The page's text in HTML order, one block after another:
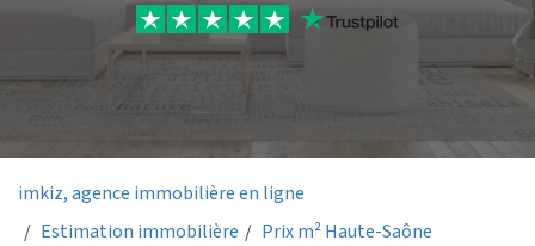
imkiz, agence immobilière en ligne
Estimation immobilière
Prix m² Haute-Saône